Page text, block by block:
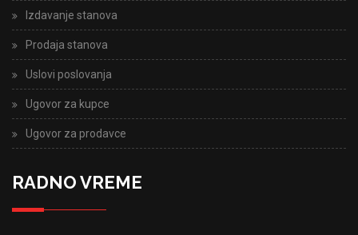
Izdavanje stanova
Prodaja stanova
Uslovi poslovanja
Ugovor za kupce
Ugovor za prodavce
RADNO VREME